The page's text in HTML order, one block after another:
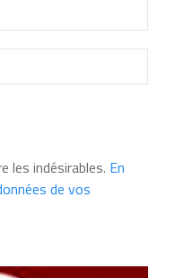
les indésirables. En
de vos